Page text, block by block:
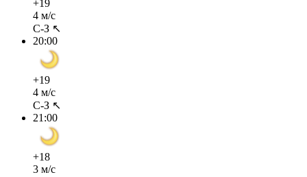
+19
4 м/с
С-З ↖
20:00
+19
4 м/с
С-З ↖
21:00
+18
3 м/с